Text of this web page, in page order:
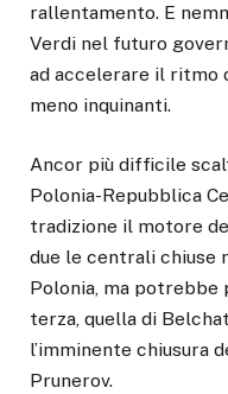
rallentamento. E
Verdi nel futuro
ad accelerare il ritmo
meno inquinanti.
Ancor più difficile
Polonia-Repubblica
tradizione il motore
due le centrali chiuse
Polonia, ma potrebbe
terza, quella di
l’imminente chiusura
Prunerov.